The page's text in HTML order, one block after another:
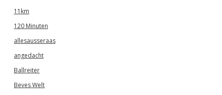
11km
120 Minuten
allesausseraas
angedacht
Ballreiter
Beves Welt